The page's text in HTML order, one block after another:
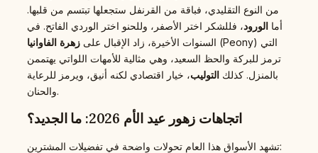
من النوع التقليدي، فباقة من القرنفل ستجعلها تبتسم من قلبها.
أما الورود، فللشكر اختر الأصفر، وللحنو اختر الوردي الفاتح. في
السنوات الأخيرة، زاد الإقبال على زهرة الفاوانيا
(Peony) التي
ترمز للبركة والحظ السعيد، وهي مثالية للأمهات اللواتي يهتممن
بالمنزل. كذلك التوليب، خيار اقتصادي لكنه أنيق، ويرمز للرعاية
والحنان.
اتجاهات زهور عيد الأم 2026: ما الجديد؟
تشهد الأسواق هذا العام تحولات واضحة في تفضيلات المشترين: